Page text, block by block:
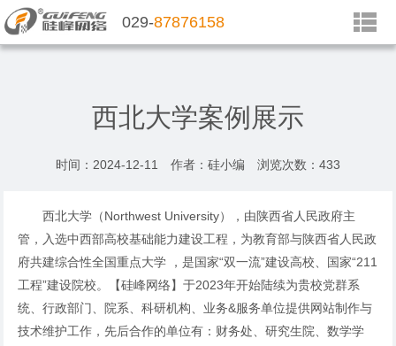
029-87876158
西北大学案例展示
时间：2024-12-11 作者：硅小编 浏览次数： 433
西北大学（Northwest University），由陕西省人民政府主
管，入选中西部高校基础能力建设工程，为教育部与陕西省人民政
府共建综合性全国重点大学 ，是国家“双一流”建设高校、国家“211
工程”建设院校。【硅峰网络】于2023年开始陆续为贵校党群系
统、行政部门、院系、科研机构、业务&服务单位提供网站制作与
技术维护工作，先后合作的单位有：财务处、研究生院、数学学